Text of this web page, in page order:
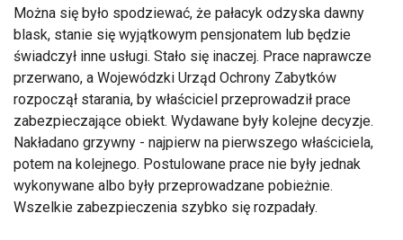
Można się było spodziewać, że pałacyk odzyska dawny
blask, stanie się wyjątkowym pensjonatem lub będzie
świadczył inne usługi. Stało się inaczej. Prace naprawcze
przerwano, a Wojewódzki Urząd Ochrony Zabytków
rozpoczął starania, by właściciel przeprowadził prace
zabezpieczające obiekt. Wydawane były kolejne decyzje.
Nakładano grzywny - najpierw na pierwszego właściciela,
potem na kolejnego. Postulowane prace nie były jednak
wykonywane albo były przeprowadzane pobieżnie.
Wszelkie zabezpieczenia szybko się rozpadały.